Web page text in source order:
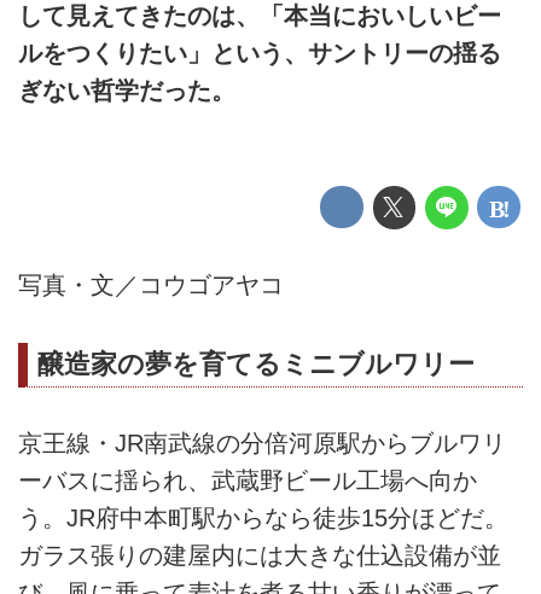
して見えてきたのは、「本当においしいビー
ルをつくりたい」という、サントリーの揺る
ぎない哲学だった。
写真・文／コウゴアヤコ
醸造家の夢を育てるミニブルワリー
京王線・JR南武線の分倍河原駅からブルワリ
ーバスに揺られ、武蔵野ビール工場へ向か
う。JR府中本町駅からなら徒歩15分ほどだ。
ガラス張りの建屋内には大きな仕込設備が並